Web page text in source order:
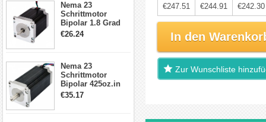
Nema 23
Schrittmotor
Bipolar 1.8 Grad
1.9Nm 3A 3.36V 4
€26.24
Nema 23
Schrittmotor
Bipolar 425oz.in
4.2A 57x57x114mm
€35.17
€247.51 €244.91 €242.30
In den
Zur Wunschliste